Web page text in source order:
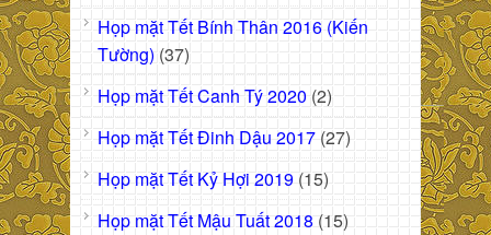
Họp mặt Tết Bính Thân 2016 (Kiến
Tường) (37)
Họp mặt Tết Canh Tý 2020 (2)
Họp mặt Tết Đinh Dậu 2017 (27)
Họp mặt Tết Kỷ Hợi 2019 (15)
Họp mặt Tết Mậu Tuất 2018 (15)